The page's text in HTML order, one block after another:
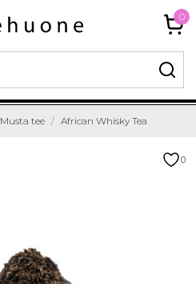
0
Musta tee African Whisky Tea
0